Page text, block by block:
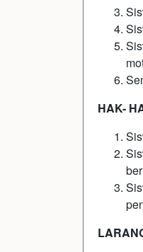
HAK-